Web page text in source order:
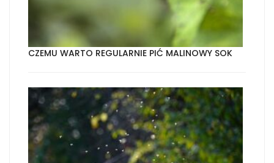
CZEMU WARTO REGULARNIE PIĆ MALINOWY SOK